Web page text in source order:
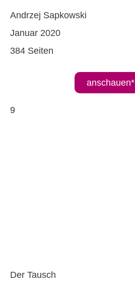
Andrzej Sapkowski
Januar 2020
384 Seiten
anschauen* |
9
Der Tausch